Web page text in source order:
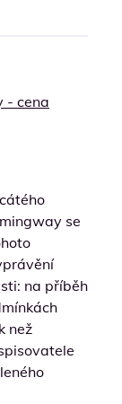
se
na příběh
než